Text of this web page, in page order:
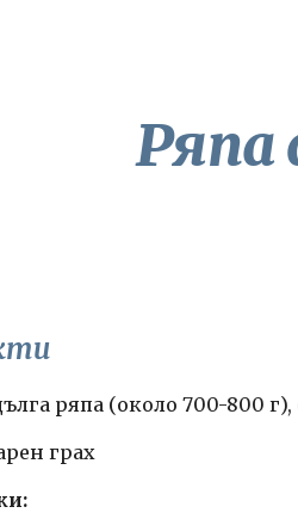
Ряпа
ряпа (около 700-800
грах